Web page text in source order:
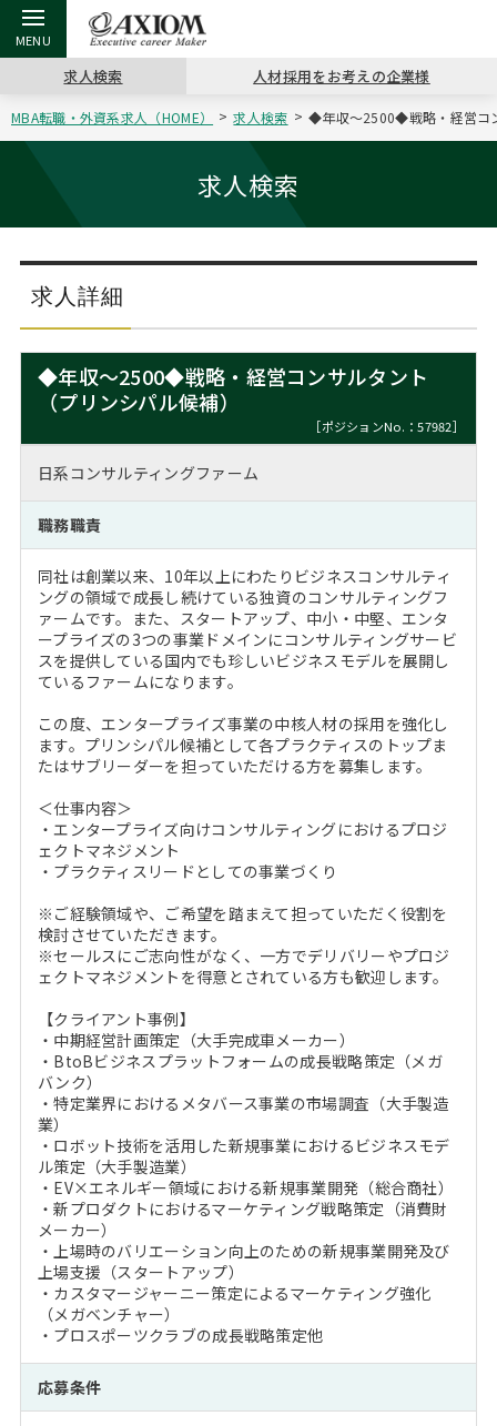
戻る
アクシアムの特長
戻る
コンサ
サービス案内
戻る
キャリ
コンサルタントの紹介
戻る
キャリア支援 TOP
キャリアデザイン講座
（最新求人市場動向）
戻る
MBAの
ステージ別アドバイス
MBAの転職事例
MBA留学生数の推移
戻る
日本か
インターン受入企業一覧
MBAを生かす求人特集
年齢と年収の相関図
戻る
転職ツール TOP
英文レジュメの書き方
戻る
パワー
職務経歴書の書き方
よくある面接Q&A集
戻る
転職コラム TOP
“展”職相談室
転職市場の明日をよめ
転職成功への4つの鍵
戻る
イベント・セミナー TOP
ジョブフェア
キャリアデザインセミナー
キャリアフォーラム
MBA NETWORKING
戻る
会社概要 TOP
沿革
主なクライアント
採用情報
求人検索 人材採用をお考えの企業様
MBA転職・外資系求人（HOME） 求人検索 ◆年収～2500◆戦略・経営コ
求人検索
求人詳細
◆年収～2500◆戦略・経営コンサルタント
（プリンシパル候補）
［ポジションNo.：57982］
日系コンサルティングファーム
職務職責
同社は創業以来、10年以上にわたりビジネスコンサルティ
ングの領域で成長し続けている独資のコンサルティングフ
ァームです。また、スタートアップ、中小・中堅、エンタ
ープライズの3つの事業ドメインにコンサルティングサービ
スを提供している国内でも珍しいビジネスモデルを展開し
ているファームになります。
この度、エンタープライズ事業の中核人材の採用を強化し
ます。プリンシパル候補として各プラクティスのトップま
たはサブリーダーを担っていただける方を募集します。
＜仕事内容＞
・エンタープライズ向けコンサルティングにおけるプロジ
ェクトマネジメント
・プラクティスリードとしての事業づくり
※ご経験領域や、ご希望を踏まえて担っていただく役割を
検討させていただきます。
※セールスにご志向性がなく、一方でデリバリーやプロジ
ェクトマネジメントを得意とされている方も歓迎します。
【クライアント事例】
・中期経営計画策定（大手完成車メーカー）
・BtoBビジネスプラットフォームの成長戦略策定（メガ
バンク）
・特定業界におけるメタバース事業の市場調査（大手製造
業）
・ロボット技術を活用した新規事業におけるビジネスモデ
ル策定（大手製造業）
・EV×エネルギー領域における新規事業開発（総合商社）
・新プロダクトにおけるマーケティング戦略策定（消費財
メーカー）
・上場時のバリエーション向上のための新規事業開発及び
上場支援（スタートアップ）
・カスタマージャーニー策定によるマーケティング強化
（メガベンチャー）
・プロスポーツクラブの成長戦略策定他
応募条件